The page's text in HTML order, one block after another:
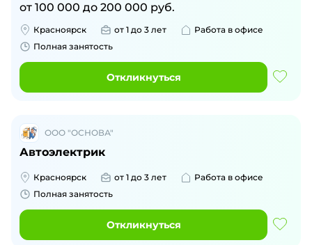
от 100 000 до 200 000 руб.
Красноярск от 1 до 3 лет
Работа в офисе
Полная занятость
Откликнуться
ООО "ОСНОВА"
Автоэлектрик
Красноярск от 1 до 3 лет
Работа в офисе
Полная занятость
Откликнуться